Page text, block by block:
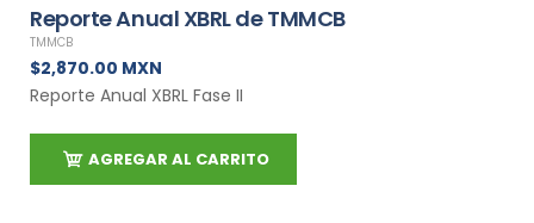
Reporte Anual XBRL de TMMCB
TMMCB
$2,870.00 MXN
Reporte Anual XBRL Fase II
AGREGAR AL CARRITO